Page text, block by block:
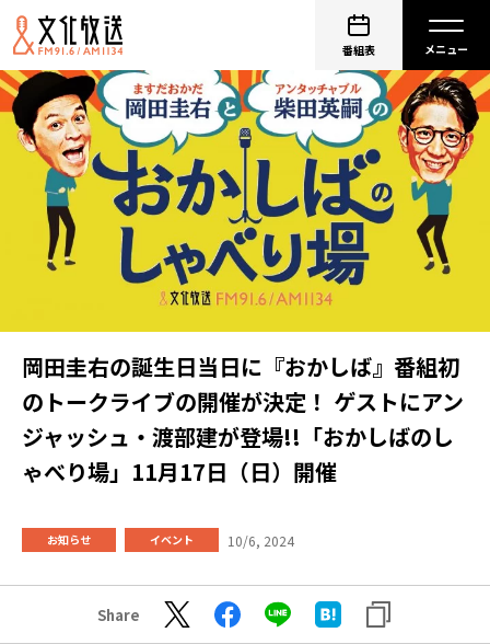
番組表
岡田圭右の誕生日当日に『おかしば』番組初
のトークライブの開催が決定！ ゲストにアン
ジャッシュ・渡部建が登場!!「おかしばのし
ゃべり場」11月17日（日）開催
お知らせ イベント 10/6, 2024
Share